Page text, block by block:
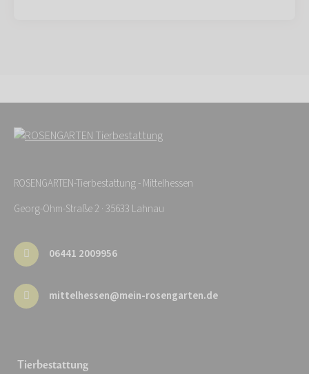
ROSENGARTEN-Tierbestattung - Mittelhessen
Georg-Ohm-Straße 2 · 35633 Lahnau
06441 2009956
mittelhessen@mein-rosengarten.de
Tierbestattung